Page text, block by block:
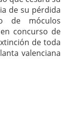
de su pérdida
de móculos
concurso de
de toda
valenciana